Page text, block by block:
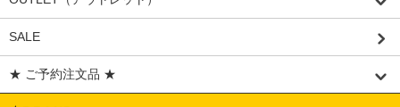
SALE
★ ご予約注文品 ★